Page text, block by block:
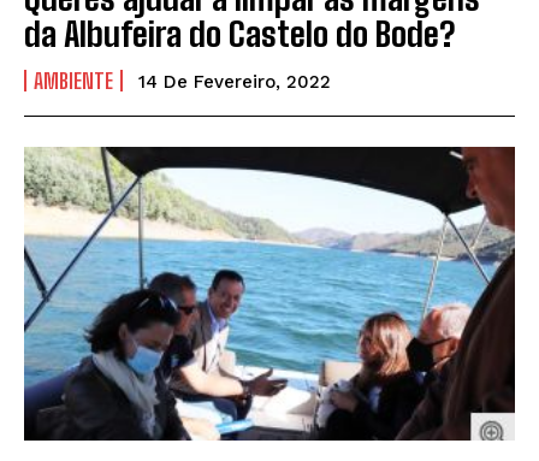
da Albufeira do Castelo do Bode?
AMBIENTE 14 De Fevereiro, 2022